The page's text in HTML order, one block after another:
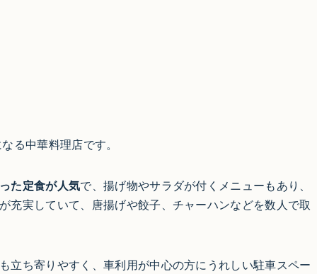
る中華料理店です。
た定食が人気で、揚げ物やサラダが付くメニューもあり、
充実していて、唐揚げや餃子、チャーハンなどを数人で取
立ち寄りやすく、車利用が中心の方にうれしい駐車スペー